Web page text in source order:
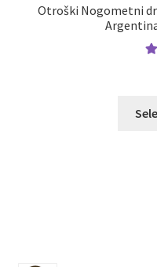
Otroški Nogometni